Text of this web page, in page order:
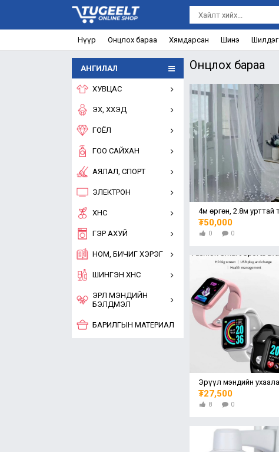
Нүүр Онцлох бараа Хямдарсан Шинэ Шилдэг
АНГИЛАЛ
ХУВЦАС
ЭХ, ХҮҮХЭД
ГОЁЛ
ГОО САЙХАН
АЯЛАЛ, СПОРТ
ЭЛЕКТРОН
ХҮНС
ГЭР АХУЙ
НОМ, БИЧИГ ХЭРЭГ
ШИНГЭН ХҮНС
ЭРҮҮЛ МЭНДИЙН
БЭЛДМЭЛ
БАРИЛГЫН МАТЕРИАЛ
Онцлох бараа
₮50,000
0 0
₮27,500
8 0